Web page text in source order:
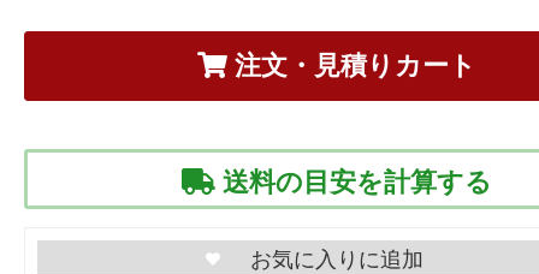
注文・見積りカート
送料の目安を計算する